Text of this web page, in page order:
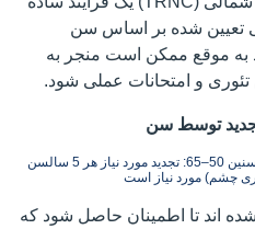
تعیین شده بر اساس سن
به موقع ممکن است منجر به
و امتحانات عملی شود.
تجدید مورد نیاز هر 5 سال
سن
اند تا اطمینان حاصل شود که